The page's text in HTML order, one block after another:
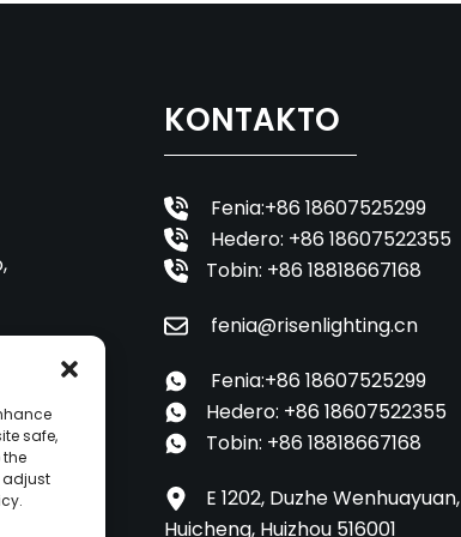
KONTAKTO
Fenia:+86 18607525299
Hedero: +86 18607522355
Tobin: +86 18818667168
fenia@risenlighting.cn
Fenia:+86 18607525299
Hedero: +86 18607522355
Tobin: +86 18818667168
E 1202, Duzhe Wenhuayuan,
Huicheng, Huizhou 516001
safe,
the
adjust